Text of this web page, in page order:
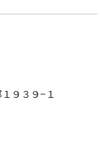
９３９−１